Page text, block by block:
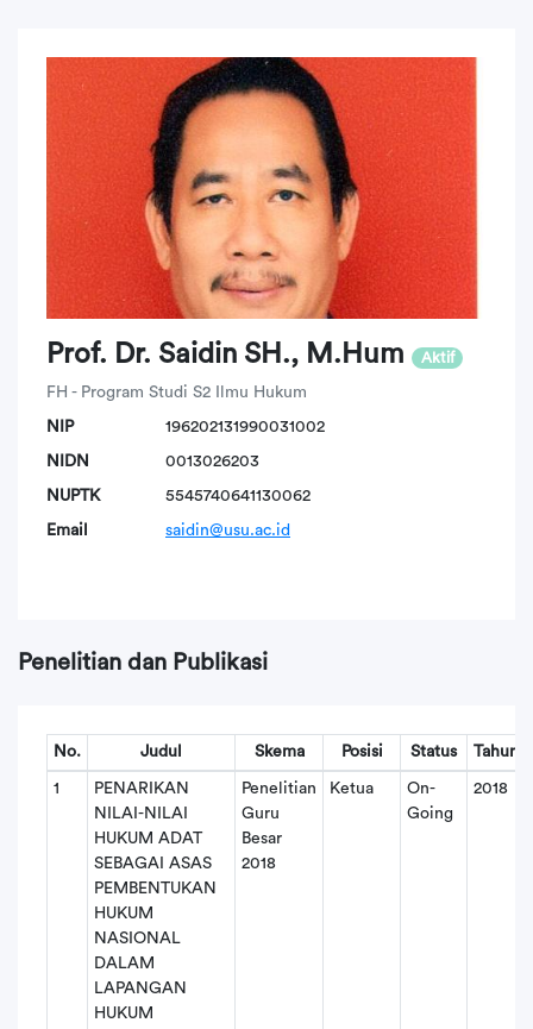
Prof. Dr. Saidin SH., M.Hum Aktif
FH - Program Studi S2 Ilmu Hukum
NIP 196202131990031002
NIDN 0013026203
NUPTK 5545740641130062
Email saidin@usu.ac.id
Penelitian dan Publikasi
No. Judul Skema Posisi Status Tahun
1
PENARIKAN
NILAI-NILAI
HUKUM ADAT
SEBAGAI ASAS
PEMBENTUKAN
HUKUM
NASIONAL
DALAM
LAPANGAN
HUKUM
Penelitian
Guru
Besar
2018
Ketua
On-
Going
2018